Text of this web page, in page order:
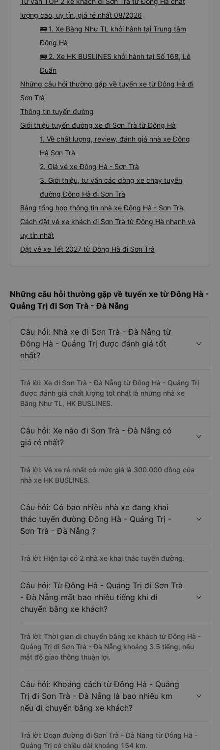
lượng cao, uy tín, giá rẻ nhất 08/2026
🚌 1. Xe Băng Như TL khởi hành tại Trung tâm
Đông Hà
🚌 2. Xe HK BUSLINES khởi hành tại Số 168, Lê
Duẩn
Những câu hỏi thường gặp về tuyến xe từ Đông Hà đi
Sơn Trà
Thông tin tuyến đường
Giới thiệu tuyến đường xe đi Sơn Trà từ Đông Hà
1. Về chất lượng, review, đánh giá nhà xe Đông
Hà Sơn Trà
2. Giá vé xe Đông Hà - Sơn Trà
3. Giới thiệu, tư vấn các dòng xe chạy tuyến
đường Đông Hà đi Sơn Trà
Bảng tổng hợp thông tin nhà xe Đông Hà - Sơn Trà
Cách đặt vé xe khách đi Sơn Trà từ Đông Hà nhanh và
uy tín nhất
Đặt vé xe Tết 2027 từ Đông Hà đi Sơn Trà
Những câu hỏi thường gặp về tuyến xe từ Đông Hà -
Quảng Trị đi Sơn Trà - Đà Nẵng
Câu hỏi: Nhà xe đi Sơn Trà - Đà Nẵng từ
Đông Hà - Quảng Trị được đánh giá tốt
nhất?
Trả lời: Xe đi Sơn Trà - Đà Nẵng từ Đông Hà - Quảng Trị
được đánh giá chất lượng tốt nhất là những nhà xe
Băng Như TL, HK BUSLINES.
Câu hỏi: Xe nào đi Sơn Trà - Đà Nẵng có
giá rẻ nhất?
Trả lời: Vé xe rẻ nhất có mức giá là 300.000 đồng của
nhà xe HK BUSLINES.
Câu hỏi: Có bao nhiêu nhà xe đang khai
thác tuyến đường Đông Hà - Quảng Trị -
Sơn Trà - Đà Nẵng ?
Trả lời: Hiện tại có 2 nhà xe khai thác tuyến đường.
Câu hỏi: Từ Đông Hà - Quảng Trị đi Sơn Trà
- Đà Nẵng mất bao nhiêu tiếng khi di
chuyển bằng xe khách?
Trả lời: Thời gian di chuyển bằng xe khách từ Đông Hà -
Quảng Trị đi Sơn Trà - Đà Nẵng khoảng 3.5 tiếng, nếu
mật độ giao thông thuận lợi.
Câu hỏi: Khoảng cách từ Đông Hà - Quảng
Trị đi Sơn Trà - Đà Nẵng là bao nhiêu km
nếu di chuyển bằng xe khách?
Trả lời: Đoạn đường đi Sơn Trà - Đà Nẵng từ Đông Hà -
Quảng Trị có chiều dài khoảng 154 km.